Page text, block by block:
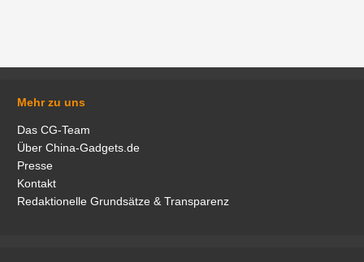
Mehr zu uns
Das CG-Team
Über China-Gadgets.de
Presse
Kontakt
Redaktionelle Grundsätze & Transparenz